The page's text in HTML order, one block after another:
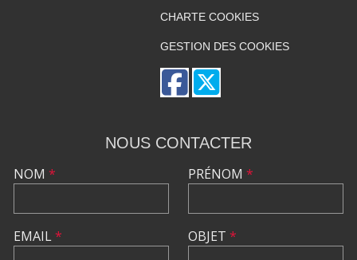
CHARTE COOKIES
GESTION DES COOKIES
NOUS CONTACTER
NOM *
EMAIL*
PRÉNOM *
OBJET *